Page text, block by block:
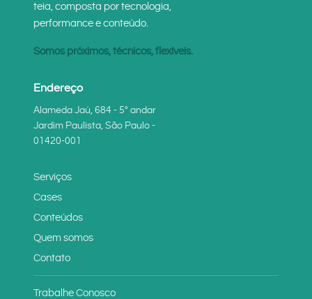
teia, composta por tecnologia,
performance e conteúdo.
Somos próximos, técnicos, flexíveis.
Endereço
Alameda Jaú, 684 - 5° andar
Jardim Paulista, São Paulo -
01420-001
Serviços
Cases
Conteúdos
Quem somos
Contato
Trabalhe Conosco